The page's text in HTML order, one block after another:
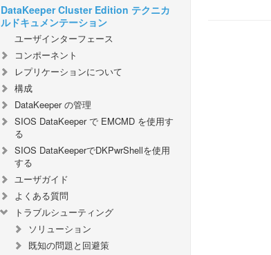
DataKeeper Cluster Edition テクニカ
ルドキュメンテーション
ユーザインターフェース
コンポーネント
レプリケーションについて
構成
DataKeeper の管理
SIOS DataKeeper で EMCMD を使用す
る
SIOS DataKeeperでDKPwrShellを使用
する
ユーザガイド
よくある質問
トラブルシューティング
ソリューション
既知の問題と回避策